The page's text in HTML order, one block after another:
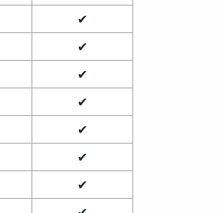
✔
✔
✔
✔
✔
✔
✔